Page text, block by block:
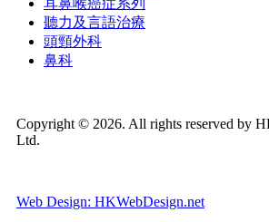
聽力及言語治療
頭頸外科
鼻科
Copyright © 2026. All rights reserved by
Ltd.
Web Design: HKWebDesign.net